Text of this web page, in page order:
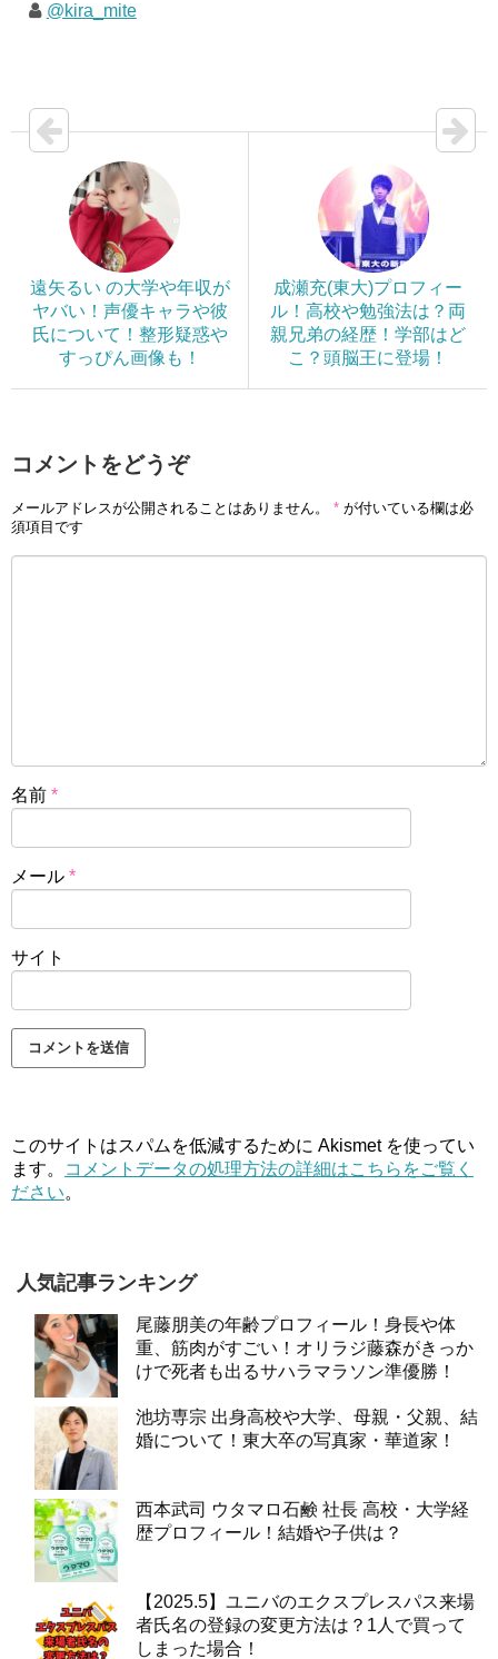
@kira_mite
遠矢るい の大学や年収が
ヤバい！声優キャラや彼
氏について！整形疑惑や
すっぴん画像も！
成瀬充(東大)プロフィー
ル！高校や勉強法は？両
親兄弟の経歴！学部はど
こ？頭脳王に登場！
コメントをどうぞ
メールアドレスが公開されることはありません。 * が付いている欄は必
須項目です
名前 *
メール *
サイト
このサイトはスパムを低減するために Akismet を使ってい
ます。
コメントデータの処理方法の詳細はこちらをご覧く
ださい。
人気記事ランキング
尾藤朋美の年齢プロフィール！身長や体
重、筋肉がすごい！オリラジ藤森がきっか
けで死者も出るサハラマラソン準優勝！
池坊専宗 出身高校や大学、母親・父親、結
婚について！東大卒の写真家・華道家！
西本武司 ウタマロ石鹸 社長 高校・大学経
歴プロフィール！結婚や子供は？
【2025.5】ユニバのエクスプレスパス来場
者氏名の登録の変更方法は？1人で買って
しまった場合！